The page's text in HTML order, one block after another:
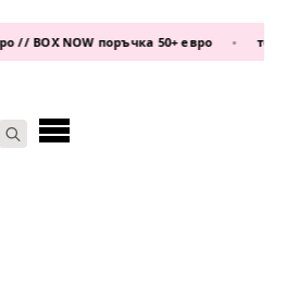
NOW поръчка 50+ евро •